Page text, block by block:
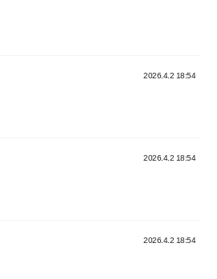
2026.4.2 18:54
2026.4.2 18:54
2026.4.2 18:54